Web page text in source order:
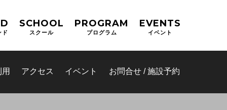
ド
SCHOOL
スクール
PROGRAM
プログラム
EVENTS
イベント
アクセス イベント お問合せ / 施設予約